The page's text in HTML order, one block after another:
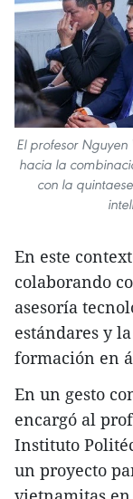
El profesor
hacia la
con la
En este
colaborando
asesoría
estándares y
formación en
En un gesto
encargó al
Instituto
un proyecto